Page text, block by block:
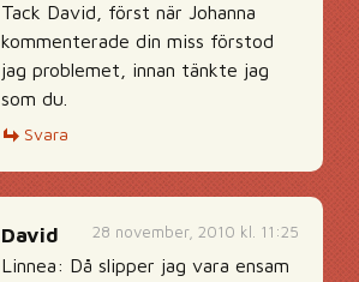
Tack David, först när Johanna
kommenterade din miss förstod
jag problemet, innan tänkte jag
som du.
Svara
28 november, 2010 kl. 11:25
David
Linnea: Då slipper jag vara ensam